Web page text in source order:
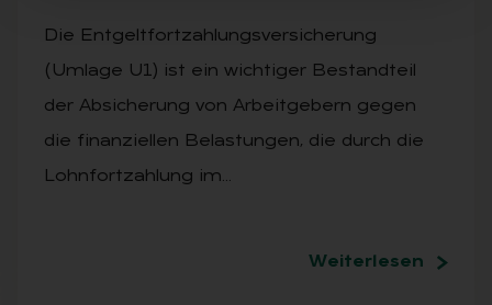
Die Entgeltfortzahlungsversicherung
(Umlage U1) ist ein wichtiger Bestandteil
der Absicherung von Arbeitgebern gegen
die finanziellen Belastungen, die durch die
Lohnfortzahlung im…
Weiterlesen